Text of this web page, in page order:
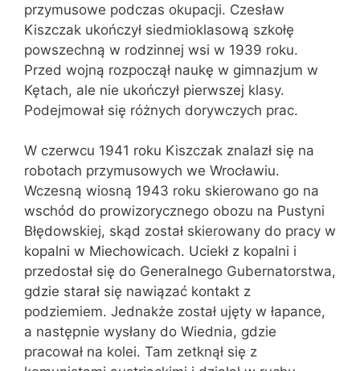
przymusowe podczas okupacji. Czesław
Kiszczak ukończył siedmioklasową szkołę
powszechną w rodzinnej wsi w 1939 roku.
Przed wojną rozpoczął naukę w gimnazjum w
Kętach, ale nie ukończył pierwszej klasy.
Podejmował się różnych dorywczych prac.
W czerwcu 1941 roku Kiszczak znalazł się na
robotach przymusowych we Wrocławiu.
Wczesną wiosną 1943 roku skierowano go na
wschód do prowizorycznego obozu na Pustyni
Błędowskiej, skąd został skierowany do pracy w
kopalni w Miechowicach. Uciekł z kopalni i
przedostał się do Generalnego Gubernatorstwa,
gdzie starał się nawiązać kontakt z
podziemiem. Jednakże został ujęty w łapance,
a następnie wysłany do Wiednia, gdzie
pracował na kolei. Tam zetknął się z